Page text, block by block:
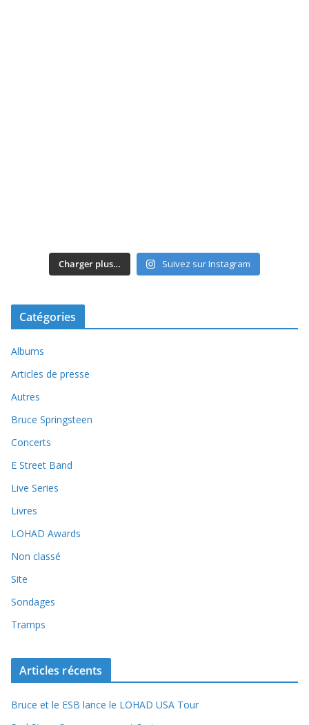
Charger plus… Suivez sur Instagram
Catégories
Albums
Articles de presse
Autres
Bruce Springsteen
Concerts
E Street Band
Live Series
Livres
LOHAD Awards
Non classé
Site
Sondages
Tramps
Articles récents
Bruce et le ESB lance le LOHAD USA Tour